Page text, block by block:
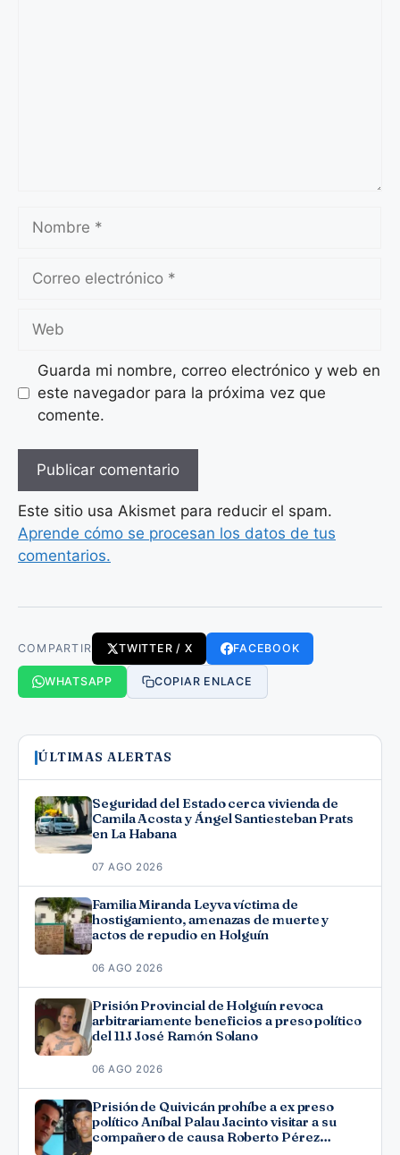
electrónico
Guarda mi nombre, correo electrónico y web en
este navegador para la próxima vez que
comente.
Este sitio usa Akismet para reducir el spam.
Aprende cómo se procesan los datos de tus
comentarios.
COMPARTIR TWITTER / X FACEBOOK
WHATSAPP COPIAR ENLACE
ÚLTIMAS ALERTAS
Seguridad del Estado cerca vivienda de
Camila Acosta y Ángel Santiesteban Prats
en La Habana
07 AGO 2026
Familia Miranda Leyva víctima de
hostigamiento, amenazas de muerte y
actos de repudio en Holguín
06 AGO 2026
Prisión Provincial de Holguín revoca
arbitrariamente beneficios a preso político
del 11J José Ramón Solano
06 AGO 2026
Prisión de Quivicán prohíbe a ex preso
político Aníbal Palau Jacinto visitar a su
compañero de causa Roberto Pérez